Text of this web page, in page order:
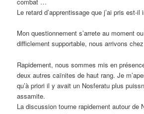
Le retard d’apprentissage que j’ai pris est-
Mon questionnement s’arrete au moment
difficlement supportable, nous arrivons
Rapidement, nous sommes mis en
deux autres caïnites de haut rang. Je
qu’à priori il y avait un Nosferatu plus
assamite.
La discussion tourne rapidement autour de